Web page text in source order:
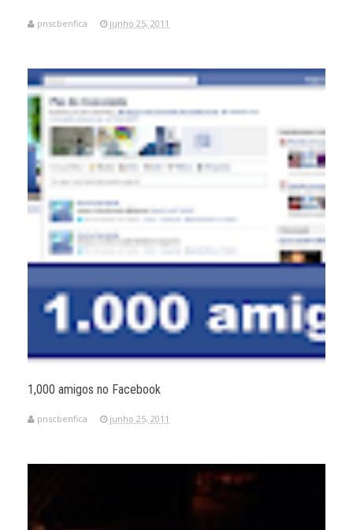
pnscbenfica junho 25, 2011
1,000 amigos no Facebook
pnscbenfica junho 25, 2011